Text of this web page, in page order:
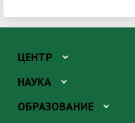
ЦЕНТР
НАУКА
ОБРАЗОВАНИЕ